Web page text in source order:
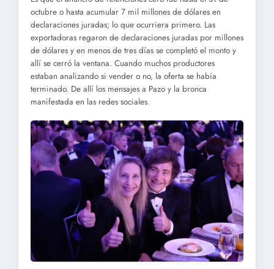
octubre o hasta acumular 7 mil millones de dólares en
declaraciones juradas; lo que ocurriera primero. Las
exportadoras regaron de declaraciones juradas por millones
de dólares y en menos de tres días se completó el monto y
allí se cerró la ventana. Cuando muchos productores
estaban analizando si vender o no, la oferta se había
terminado. De allí los mensajes a Pazo y la bronca
manifestada en las redes sociales.